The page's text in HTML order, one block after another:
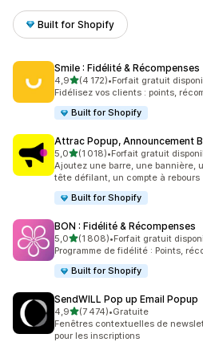
Built for Shopify
Smile : Fidélité & Récompenses
4,9étoile(s) sur 5
(4 172)
4172 avis au total
•Forfait gratuit
Fidélisez vos clients : points,
Built for Shopify
Attrac Popup, Announcement
5,0étoile(s) sur 5
(1 018)
1018 avis au total
•Forfait gratuit
Ajoutez une barre, une
tête défilant, un compte à rebours
Built for Shopify
BON : Fidélité & Récompenses
5,0étoile(s) sur 5
(1 808)
1808 avis au total
•Forfait gratuit
Programme de fidélité : Points,
Built for Shopify
SendWILL Pop up Email Popup
4,9étoile(s) sur 5
(7 474)
7474 avis au total
•Gratuite
Fenêtres contextuelles de
pour les inscriptions